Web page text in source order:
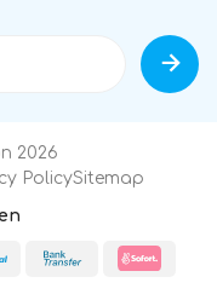
2026
PolicySitemap